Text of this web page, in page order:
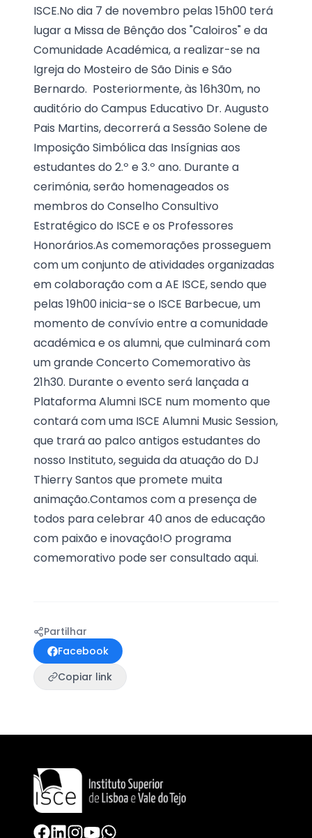
ISCE.No dia 7 de novembro pelas 15h00 terá
lugar a Missa de Bênção dos "Caloiros" e da
Comunidade Académica, a realizar-se na
Igreja do Mosteiro de São Dinis e São
Bernardo. Posteriormente, às 16h30m, no
auditório do Campus Educativo Dr. Augusto
Pais Martins, decorrerá a Sessão Solene de
Imposição Simbólica das Insígnias aos
estudantes do 2.º e 3.º ano. Durante a
cerimónia, serão homenageados os
membros do Conselho Consultivo
Estratégico do ISCE e os Professores
Honorários.As comemorações prosseguem
com um conjunto de atividades organizadas
em colaboração com a AE ISCE, sendo que
pelas 19h00 inicia-se o ISCE Barbecue, um
momento de convívio entre a comunidade
académica e os alumni, que culminará com
um grande Concerto Comemorativo às
21h30. Durante o evento será lançada a
Plataforma Alumni ISCE num momento que
contará com uma ISCE Alumni Music Session,
que trará ao palco antigos estudantes do
nosso Instituto, seguida da atuação do DJ
Thierry Santos que promete muita
animação.Contamos com a presença de
todos para celebrar 40 anos de educação
com paixão e inovação!O programa
comemorativo pode ser consultado aqui.
Partilhar
Facebook
Copiar link